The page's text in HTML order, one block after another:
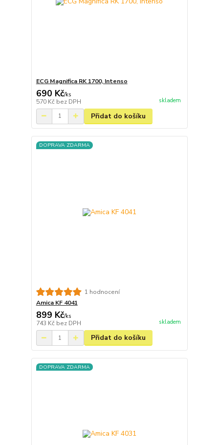
ECG Magnifica RK 1700, Intenso
690 Kč/ks
570 Kč bez DPH skladem
Přidat do košíku
DOPRAVA ZDARMA
1 hodnocení
Amica KF 4041
899 Kč/ks
743 Kč bez DPH skladem
Přidat do košíku
DOPRAVA ZDARMA